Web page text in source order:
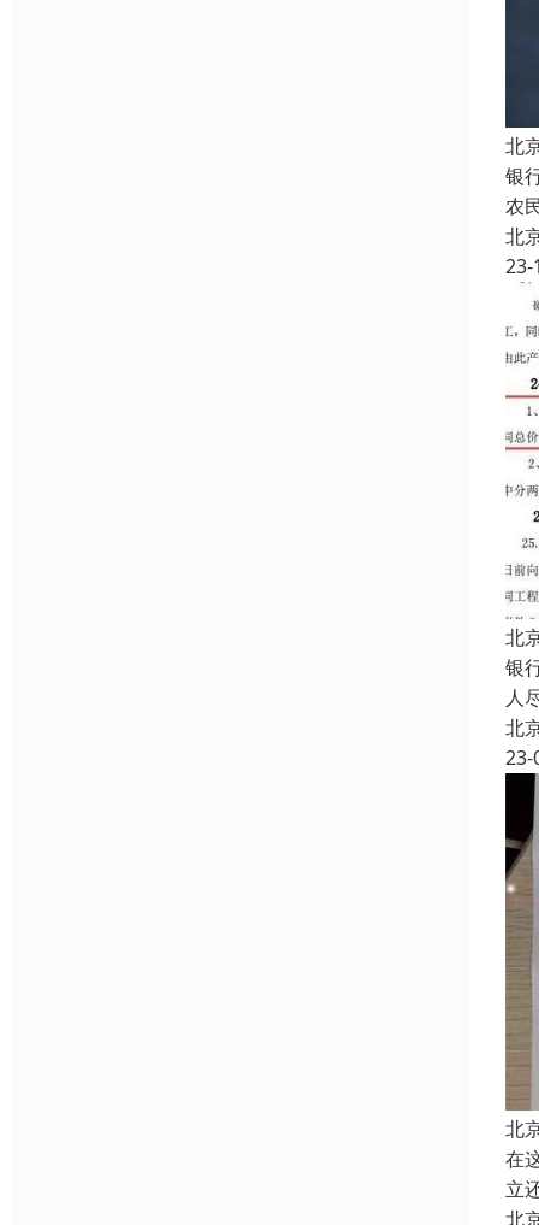
北
银
农
北
23-
北
银
人
北
23-
北
在
立
北